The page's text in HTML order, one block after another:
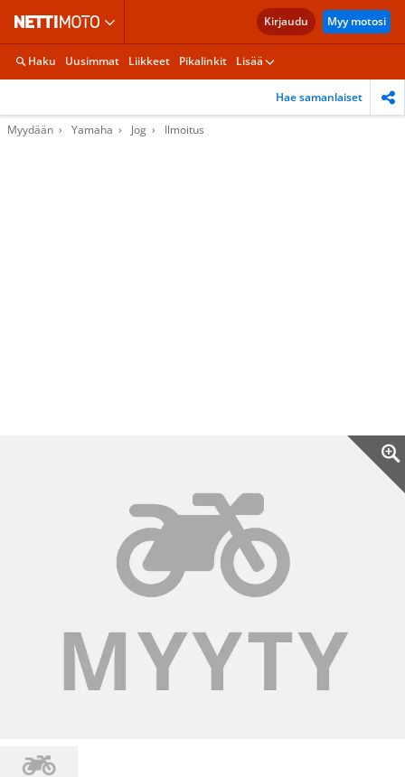
Kirjaudu Myy motosi
Haku Uusimmat Liikkeet Pikalinkit Lisää
Hae samanlaiset
Myydään Yamaha Jog Ilmoitus